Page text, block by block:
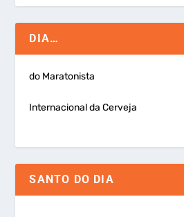
DIA…
do Maratonista
Internacional da Cerveja
SANTO DO DIA